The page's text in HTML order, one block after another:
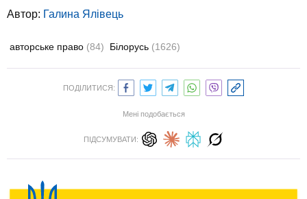
Автор: Галина Ялівець
авторське право (84) Білорусь (1626)
ПОДІЛИТИСЯ:
Мені подобається
ПІДСУМУВАТИ: